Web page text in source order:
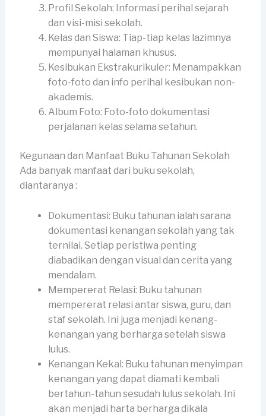
Profil Sekolah: Informasi perihal sejarah
dan visi-misi sekolah.
Kelas dan Siswa: Tiap-tiap kelas lazimnya
mempunyai halaman khusus.
Kesibukan Ekstrakurikuler: Menampakkan
foto-foto dan info perihal kesibukan non-
akademis.
Album Foto: Foto-foto dokumentasi
perjalanan kelas selama setahun.
Kegunaan dan Manfaat Buku Tahunan Sekolah
Ada banyak manfaat dari buku sekolah,
diantaranya :
Dokumentasi: Buku tahunan ialah sarana
dokumentasi kenangan sekolah yang tak
ternilai. Setiap peristiwa penting
diabadikan dengan visual dan cerita yang
mendalam.
Mempererat Relasi: Buku tahunan
mempererat relasi antar siswa, guru, dan
staf sekolah. Ini juga menjadi kenang-
kenangan yang berharga setelah siswa
lulus.
Kenangan Kekal: Buku tahunan menyimpan
kenangan yang dapat diamati kembali
bertahun-tahun sesudah lulus sekolah. Ini
akan menjadi harta berharga dikala